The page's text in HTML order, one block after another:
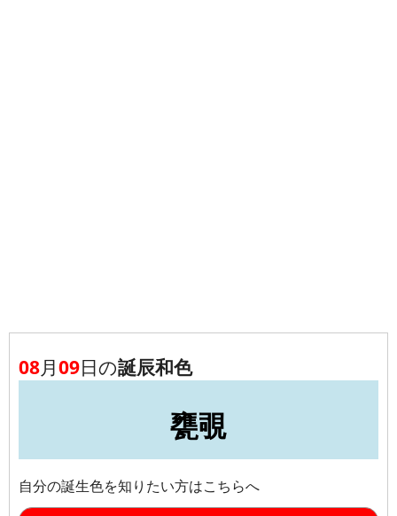
08月09日の誕辰和色
甕覗
自分の誕生色を知りたい方はこちらへ